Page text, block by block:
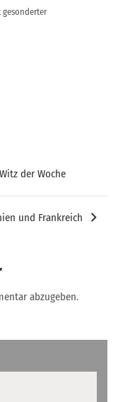
gesonderter
der Woche
und Frankreich
abzugeben.